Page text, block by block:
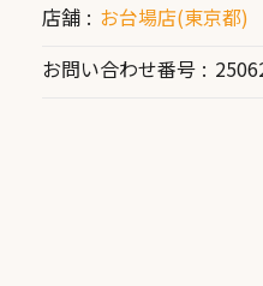
店舗
お台場店(東京都)
お問い合わせ番号